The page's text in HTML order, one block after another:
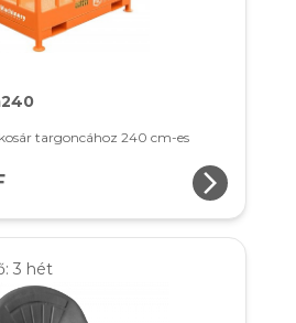
targoncához 240 cm-es
arrow_forward_ios
3 hét